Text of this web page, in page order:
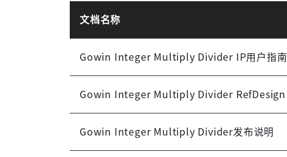
文档名称
Gowin Integer Multiply Divider IP用户指南
Gowin Integer Multiply Divider RefDesign
Gowin Integer Multiply Divider发布说明